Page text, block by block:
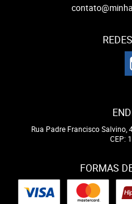
Rua Padre Francisco Salvino,
CEP:
FORMAS